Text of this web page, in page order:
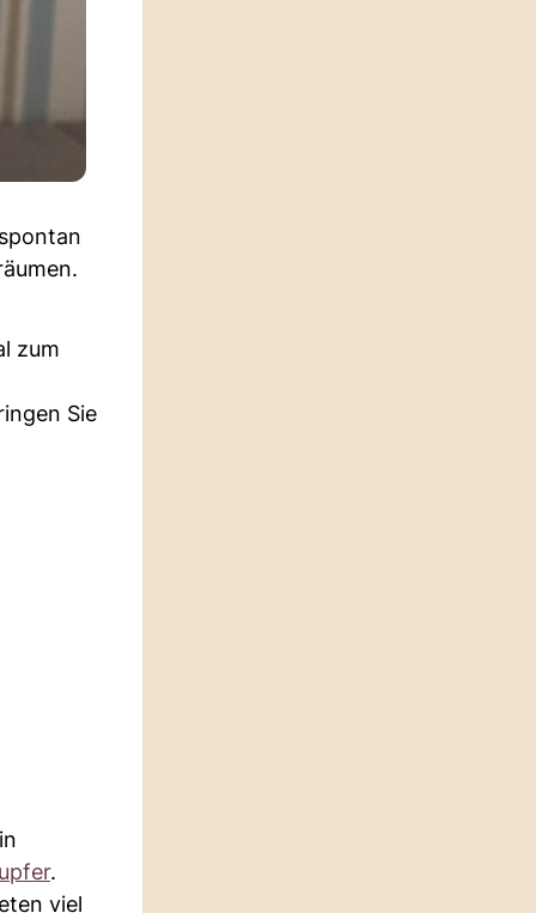
zum
Sie
.
viel